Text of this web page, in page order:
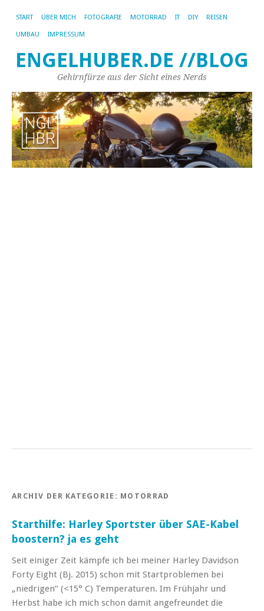
START ÜBER MICH FOTOGRAFIE MOTORRAD IT DIY REISEN
UMBAU IMPRESSUM
ENGELHUBER.DE //BLOG
Gehirnfürze aus der Sicht eines Nerds
ARCHIV DER KATEGORIE: MOTORRAD
Starthilfe: Harley Sportster über SAE-Kabel
boostern? ja es geht
Seit einiger Zeit kämpfe ich bei meiner Harley Davidson
Forty Eight (Bj. 2015) schon mit Startproblemen bei
„niedrigen“ (<15° C) Temperaturen. Im Frühjahr und
Herbst habe ich mich schon damit angefreundet die